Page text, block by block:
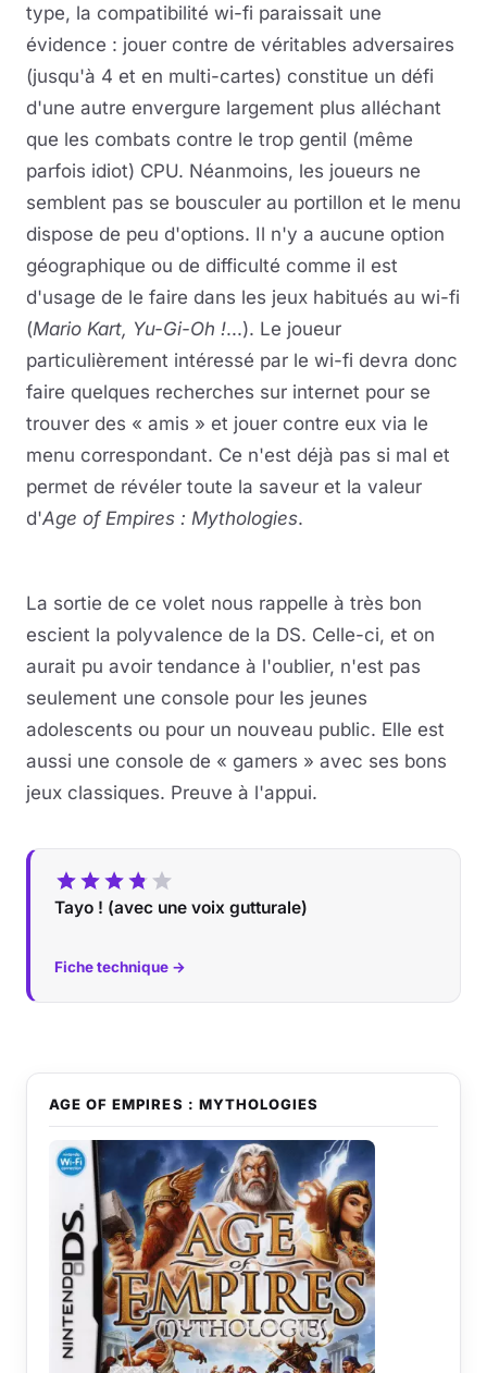
type, la compatibilité wi-fi paraissait une
évidence : jouer contre de véritables adversaires
(jusqu'à 4 et en multi-cartes) constitue un défi
d'une autre envergure largement plus alléchant
que les combats contre le trop gentil (même
parfois idiot) CPU. Néanmoins, les joueurs ne
semblent pas se bousculer au portillon et le menu
dispose de peu d'options. Il n'y a aucune option
géographique ou de difficulté comme il est
d'usage de le faire dans les jeux habitués au wi-fi
(Mario Kart, Yu-Gi-Oh !...). Le joueur
particulièrement intéressé par le wi-fi devra donc
faire quelques recherches sur internet pour se
trouver des « amis » et jouer contre eux via le
menu correspondant. Ce n'est déjà pas si mal et
permet de révéler toute la saveur et la valeur
d'Age of Empires : Mythologies.
La sortie de ce volet nous rappelle à très bon
escient la polyvalence de la DS. Celle-ci, et on
aurait pu avoir tendance à l'oublier, n'est pas
seulement une console pour les jeunes
adolescents ou pour un nouveau public. Elle est
aussi une console de « gamers » avec ses bons
jeux classiques. Preuve à l'appui.
Tayo ! (avec une voix gutturale)
Fiche technique →
AGE OF EMPIRES : MYTHOLOGIES